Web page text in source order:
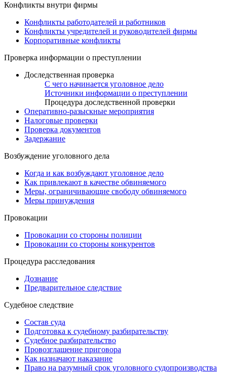
Конфликты внутри фирмы
Конфликты работодателей и работников
Конфликты учредителей и руководителей фирмы
Корпоративные конфликты
Проверка информации о преступлении
Доследственная проверка
С чего начинается уголовное дело
Источники информации о преступлении
Процедура доследственной проверки
Оперативно-разыскные мероприятия
Налоговые проверки
Проверка документов
Задержание
Возбуждение уголовного дела
Когда и как возбуждают уголовное дело
Как привлекают в качестве обвиняемого
Меры, ограничивающие свободу обвиняемого
Меры принуждения
Провокации
Провокации со стороны полиции
Провокации со стороны конкурентов
Процедура расследования
Дознание
Предварительное следствие
Судебное следствие
Состав суда
Подготовка к судебному разбирательству
Судебное разбирательство
Провозглашение приговора
Как назначают наказание
Право на разумный срок уголовного судопроизводства